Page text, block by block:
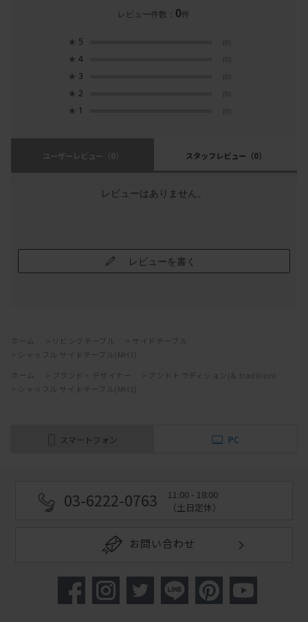
レビュー件数： 0件
★ 5 (0)
★ 4 (0)
★ 3 (0)
★ 2 (0)
★ 1 (0)
ユーザーレビュー （0） スタッフレビュー （0）
レビューはありません。
レビューを書く
ホーム リビングテーブル
サイドテーブル
シャッフル サイドテーブル(MH1)
ホーム
ブランド・デザイナー
アンドトラディション(& tradition)
シャッフル サイドテーブル(MH1)
スマートフォン PC
03-6222-0763
11:00 - 18:00
（土日定休）
お問い合わせ